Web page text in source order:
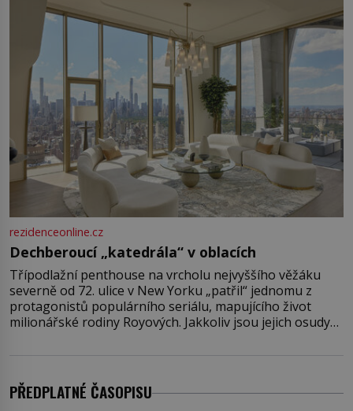
rezidenceonline.cz
Dechberoucí „katedrála“ v oblacích
Třípodlažní penthouse na vrcholu nejvyššího věžáku
severně od 72. ulice v New Yorku „patřil“ jednomu z
protagonistů populárního seriálu, mapujícího život
milionářské rodiny Royových. Jakkoliv jsou jejich osudy
jenom jednou z nemovitostí
PŘEDPLATNÉ ČASOPISU